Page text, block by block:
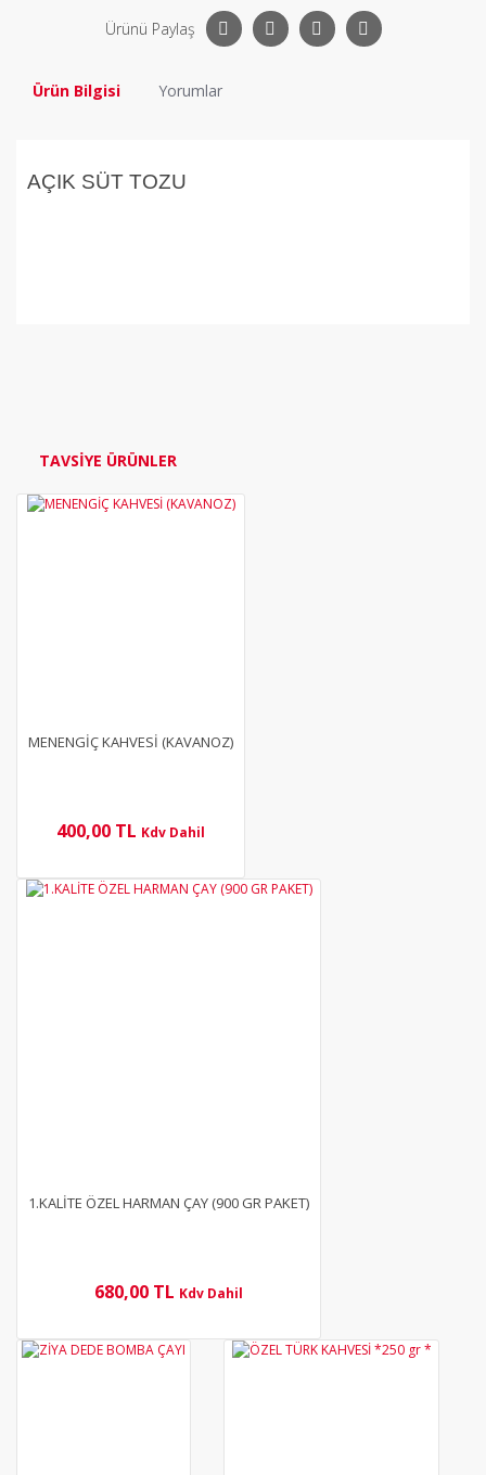
Ürünü Paylaş
Ürün Bilgisi Yorumlar
AÇIK SÜT TOZU
TAVSİYE ÜRÜNLER
MENENGİÇ KAHVESİ (KAVANOZ)
400,00 TL Kdv Dahil
1.KALİTE ÖZEL HARMAN ÇAY (900 GR PAKET)
680,00 TL Kdv Dahil